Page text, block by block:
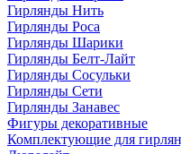
Гирлянды Нить
Гирлянды Роса
Гирлянды Шарики
Гирлянды Белт-Лайт
Гирлянды Сосульки
Гирлянды Сети
Гирлянды Занавес
Фигуры декоративные
Комплектующие для